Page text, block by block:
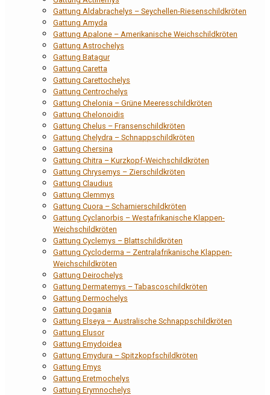
Gattung Aldabrachelys – Seychellen-Riesenschildkröten
Gattung Amyda
Gattung Apalone – Amerikanische Weichschildkröten
Gattung Astrochelys
Gattung Batagur
Gattung Caretta
Gattung Carettochelys
Gattung Centrochelys
Gattung Chelonia – Grüne Meeresschildkröten
Gattung Chelonoidis
Gattung Chelus – Fransenschildkröten
Gattung Chelydra – Schnappschildkröten
Gattung Chersina
Gattung Chitra – Kurzkopf-Weichschildkröten
Gattung Chrysemys – Zierschildkröten
Gattung Claudius
Gattung Clemmys
Gattung Cuora – Scharnierschildkröten
Gattung Cyclanorbis – Westafrikanische Klappen-
Weichschildkröten
Gattung Cyclemys – Blattschildkröten
Gattung Cycloderma – Zentralafrikanische Klappen-
Weichschildkröten
Gattung Deirochelys
Gattung Dermatemys – Tabascoschildkröten
Gattung Dermochelys
Gattung Dogania
Gattung Elseya – Australische Schnappschildkröten
Gattung Elusor
Gattung Emydoidea
Gattung Emydura – Spitzkopfschildkröten
Gattung Emys
Gattung Eretmochelys
Gattung Erymnochelys